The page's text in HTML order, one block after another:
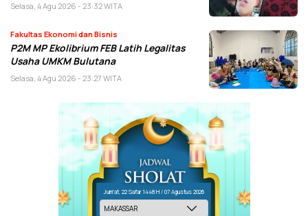
Selasa, 4 Agu 2026 - 23:32 WITA
Fakultas Ekonomi dan Bisnis
P2M MP Ekolibrium FEB Latih Legalitas
Usaha UMKM Bulutana
Selasa, 4 Agu 2026 - 23:27 WITA
Jum'at, 22 Safar 1448 H / 07 Agustus 2026